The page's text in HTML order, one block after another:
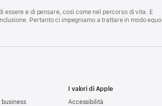
essere e di pensare, così come nel percorso di vita. E
Pertanto ci impegniamo a trattare in modo equo
business
I valori di Apple
Accessibilità